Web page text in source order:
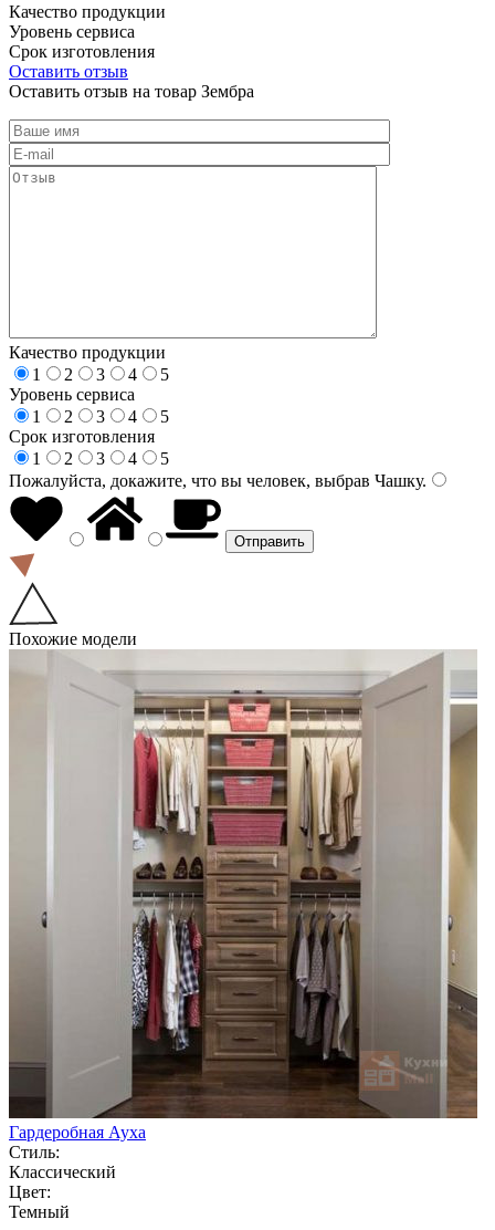
Качество продукции
Уровень сервиса
Срок изготовления
Оставить отзыв
Оставить отзыв на товар Зембра
Качество продукции
1
2 3 4
5
Уровень сервиса
1
2 3 4
5
Срок изготовления
1
2 3 4
5
Пожалуйста, докажите, что вы человек, выбрав Чашку.
Похожие модели
Гардеробная Ауха
Стиль:
Классический
Цвет:
Темный